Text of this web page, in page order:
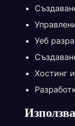
Уеб
Хостинг